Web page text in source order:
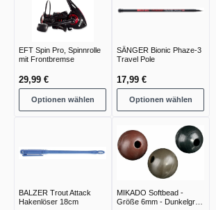
EFT Spin Pro, Spinnrolle
mit Frontbremse
29,99 €
Optionen wählen
SÄNGER Bionic Phaze-3
Travel Pole
17,99 €
Optionen wählen
BALZER Trout Attack
Hakenlöser 18cm
MIKADO Softbead -
Größe 6mm - Dunkelgrün